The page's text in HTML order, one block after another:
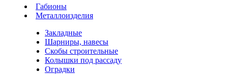
Габионы
Металлоизделия
Закладные
Шарниры, навесы
Скобы строительные
Колышки под рассаду
Оградки